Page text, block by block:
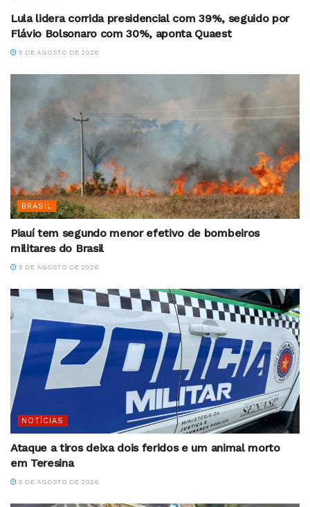
Lula lidera corrida presidencial com 39%, seguido por
Flávio Bolsonaro com 30%, aponta Quaest
5 DE AGOSTO DE 2026
BRASIL
Piauí tem segundo menor efetivo de bombeiros
militares do Brasil
5 DE AGOSTO DE 2026
NOTÍCIAS
Ataque a tiros deixa dois feridos e um animal morto
em Teresina
5 DE AGOSTO DE 2026